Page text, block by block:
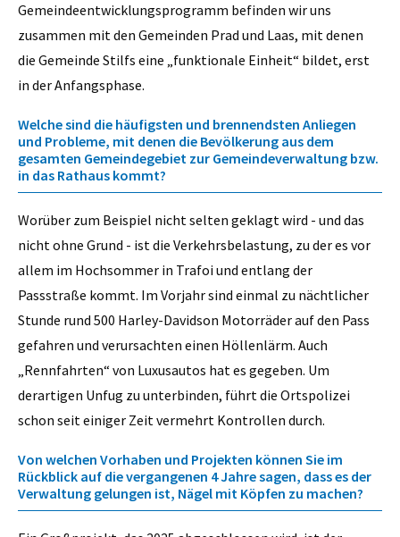
Gemeindeentwicklungsprogramm befinden wir uns
zusammen mit den Gemeinden Prad und Laas, mit denen
die Gemeinde Stilfs eine „funktionale Einheit“ bildet, erst
in der Anfangsphase.
Welche sind die häufigsten und brennendsten Anliegen
und Probleme, mit denen die Bevölkerung aus dem
gesamten Gemeindegebiet zur Gemeindeverwaltung bzw.
in das Rathaus kommt?
Worüber zum Beispiel nicht selten geklagt wird - und das
nicht ohne Grund - ist die Verkehrsbelastung, zu der es vor
allem im Hochsommer in Trafoi und entlang der
Passstraße kommt. Im Vorjahr sind einmal zu nächtlicher
Stunde rund 500 Harley-Davidson Motorräder auf den Pass
gefahren und verursachten einen Höllenlärm. Auch
„Rennfahrten“ von Luxusautos hat es gegeben. Um
derartigen Unfug zu unterbinden, führt die Ortspolizei
schon seit einiger Zeit vermehrt Kontrollen durch.
Von welchen Vorhaben und Projekten können Sie im
Rückblick auf die vergangenen 4 Jahre sagen, dass es der
Verwaltung gelungen ist, Nägel mit Köpfen zu machen?